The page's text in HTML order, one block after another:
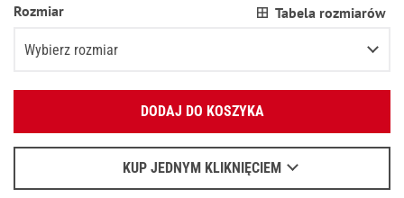
Rozmiar Tabela rozmiarów
Wybierz rozmiar
32
38 Pozostała ostatnia pozycja
DODAJ DO KOSZYKA
KUP JEDNYM KLIKNIĘCIEM
Kiedy czekać na e-mail - przeczytajtu.